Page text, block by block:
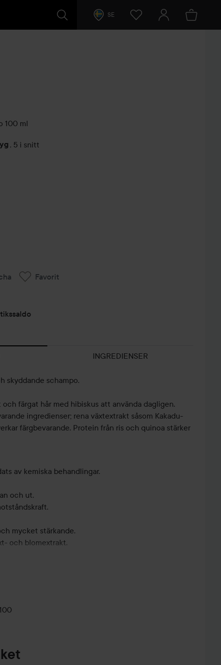
SE
100 ml
, 5 i snitt
Favorit
INGREDIENSER
skyddande schampo.
färgat hår med hibiskus att använda dagligen.
ingredienser; rena växtextrakt såsom Kakadu-
färgbevarande. Protein från ris och quinoa stärker
av kemiska behandlingar.
och ut.
mycket stärkande.
och blomextrakt.